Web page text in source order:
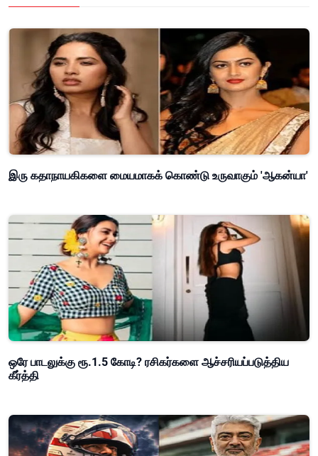
இரு கதாநாயகிகளை மையமாகக் கொண்டு உருவாகும் 'ஆகன்யா'
ஒரே பாடலுக்கு ரூ.1.5 கோடி? ரசிகர்களை ஆச்சரியப்படுத்திய
கீர்த்தி